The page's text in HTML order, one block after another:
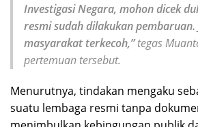
Investigasi Negara, mohon dicek
resmi sudah dilakukan pembaruan.
masyarakat terkecoh,”tegas
pertemuan tersebut.
Menurutnya, tindakan mengaku
suatu lembaga resmi tanpa